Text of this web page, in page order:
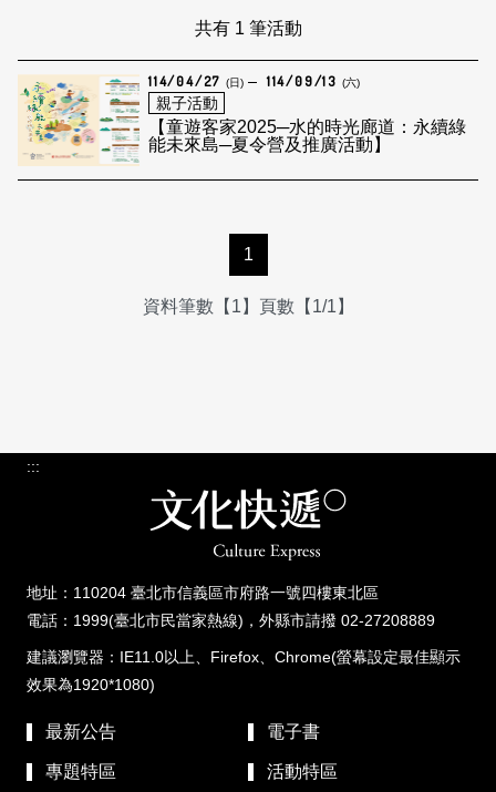
共有 1 筆活動
114/04/27 (日) 114/09/13 (六)
親子活動
【童遊客家2025─水的時光廊道：永續綠
能未來島─夏令營及推廣活動】
1
資料筆數【1】頁數【1/1】
:::
地址：110204 臺北市信義區市府路一號四樓東北區
電話：1999(臺北市民當家熱線)，外縣市請撥 02-27208889
建議瀏覽器：IE11.0以上、Firefox、Chrome(螢幕設定最佳顯示
效果為1920*1080)
最新公告 電子書
專題特區 活動特區